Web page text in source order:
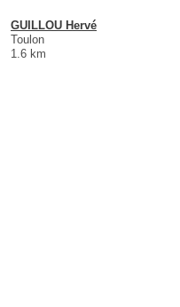
GUILLOU Hervé
Toulon
1.6 km